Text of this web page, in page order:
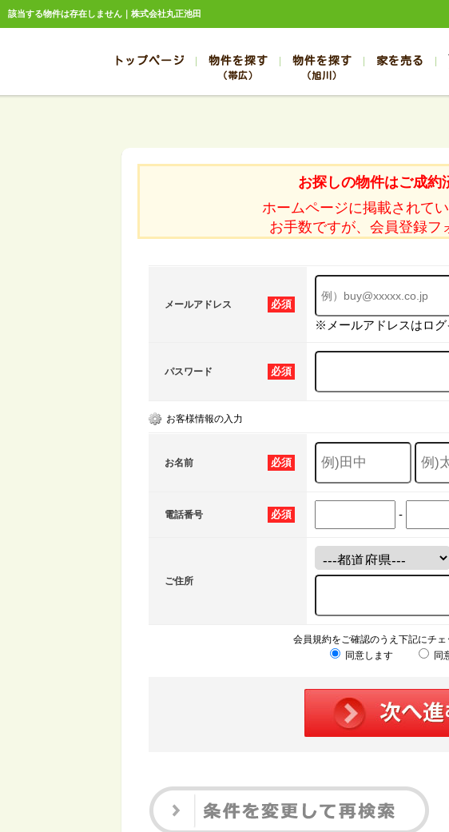
該当する物件は存在しません｜株式会社丸正池田
トップページ 物件を探す
（帯広）
帯広の新築一戸建て
帯広の中古一戸建て
帯広の土地
帯広の中古マンショ
物件を探す
（旭川）
旭川の新築一戸建て
旭川の中古一戸建て
旭川の土地
旭川の中古マンショ
家を売る
スタ
売却
お探しの物件はご成約
ホームページに掲載されて
お手数ですが、会員登録フ
必須
メールアドレス
※メールアドレスはログ
必須
パスワード
お客様情報の入力
必須
お名前
必須
電話番号 -
ご住所
会員規約をご確認のうえ下記にチェ
同意します
同